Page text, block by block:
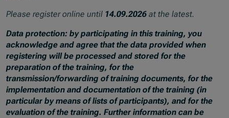
Please register online until 14.09.2026at the latest.
Data protection: by participating in this training, you
acknowledge and agree that the data provided when
registering will be processed and stored for the
preparation of the training, for the
transmission/forwarding of training documents, for the
implementation and documentation of the training (in
particular by means of lists of participants), and for the
evaluation of the training. Further information can be